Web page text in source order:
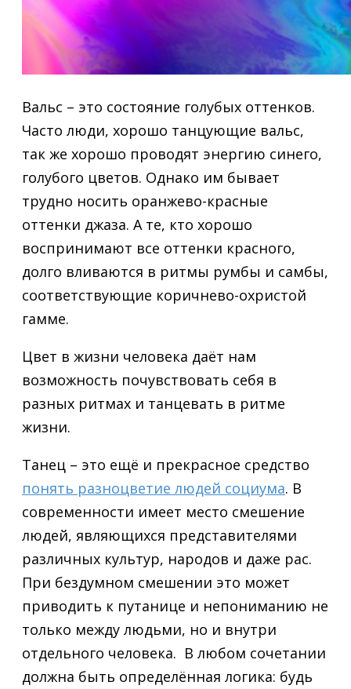
Вальс – это состояние голубых оттенков.
Часто люди, хорошо танцующие вальс,
так же хорошо проводят энергию синего,
голубого цветов. Однако им бывает
трудно носить оранжево-красные
оттенки джаза. А те, кто хорошо
воспринимают все оттенки красного,
долго вливаются в ритмы румбы и самбы,
соответствующие коричнево-охристой
гамме.
Цвет в жизни человека даёт нам
возможность почувствовать себя в
разных ритмах и танцевать в ритме
жизни.
Танец – это ещё и прекрасное средство
понять разноцветие людей социума. В
современности имеет место смешение
людей, являющихся представителями
различных культур, народов и даже рас.
При бездумном смешении это может
приводить к путанице и непониманию не
только между людьми, но и внутри
отдельного человека. В любом сочетании
должна быть определённая логика: будь